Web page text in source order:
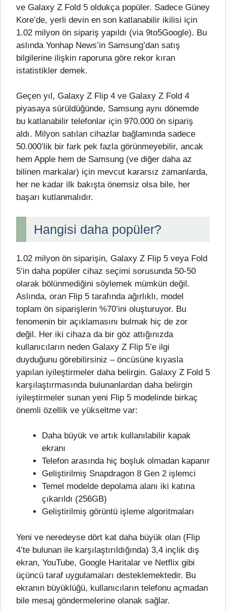
ve Galaxy Z Fold 5 oldukça popüler. Sadece Güney
Kore’de, yerli devin en son katlanabilir ikilisi için
1.02 milyon ön sipariş yapıldı (via 9to5Google). Bu
aslında Yonhap News’in Samsung’dan satış
bilgilerine ilişkin raporuna göre rekor kıran
istatistikler demek.
Geçen yıl, Galaxy Z Flip 4 ve Galaxy Z Fold 4
piyasaya sürüldüğünde, Samsung aynı dönemde
bu katlanabilir telefonlar için 970.000 ön sipariş
aldı. Milyon satılan cihazlar bağlamında sadece
50.000’lik bir fark pek fazla görünmeyebilir, ancak
hem Apple hem de Samsung (ve diğer daha az
bilinen markalar) için mevcut kararsız zamanlarda,
her ne kadar ilk bakışta önemsiz olsa bile, her
başarı kutlanmalıdır.
Hangisi daha popüler?
1.02 milyon ön siparişin, Galaxy Z Flip 5 veya Fold
5’in daha popüler cihaz seçimi sorusunda 50-50
olarak bölünmediğini söylemek mümkün değil.
Aslında, oran Flip 5 tarafında ağırlıklı, model
toplam ön siparişlerin %70’ini oluşturuyor. Bu
fenomenin bir açıklamasını bulmak hiç de zor
değil. Her iki cihaza da bir göz attığınızda
kullanıcıların neden Galaxy Z Flip 5’e ilgi
duyduğunu görebilirsiniz – öncüsüne kıyasla
yapılan iyileştirmeler daha belirgin. Galaxy Z Fold 5
karşılaştırmasında bulunanlardan daha belirgin
iyileştirmeler sunan yeni Flip 5 modelinde birkaç
önemli özellik ve yükseltme var:
Daha büyük ve artık kullanılabilir kapak
ekranı
Telefon arasında hiç boşluk olmadan kapanır
Geliştirilmiş Snapdragon 8 Gen 2 işlemci
Temel modelde depolama alanı iki katına
çıkarıldı (256GB)
Geliştirilmiş görüntü işleme algoritmaları
Yeni ve neredeyse dört kat daha büyük olan (Flip
4’te bulunan ile karşılaştırıldığında) 3,4 inçlik dış
ekran, YouTube, Google Haritalar ve Netflix gibi
üçüncü taraf uygulamaları desteklemektedir. Bu
ekranın büyüklüğü, kullanıcıların telefonu açmadan
bile mesaj göndermelerine olanak sağlar.